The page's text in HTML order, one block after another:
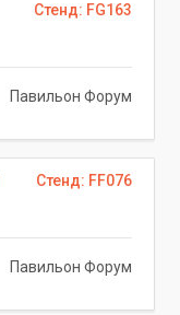
Стенд: FG163
Павильон Форум
Стенд: FF076
Павильон Форум